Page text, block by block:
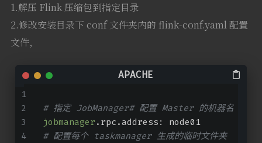
1.解压 Flink 压缩包到指定目录
2.修改安装目录下 conf 文件夹内的 flink-conf.yaml 配置
文件，
# 指定 JobManager# 配置 Master 的机器名（ IP
jobmanager .rpc.address: node01
# 配置每个 taskmanager 生成的临时文件夹